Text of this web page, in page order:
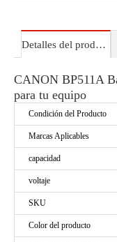
Detalles del producto
CANON BP511A
para tu equipo
Condición del Producto
Marcas Aplicables
capacidad
voltaje
SKU
Color del producto